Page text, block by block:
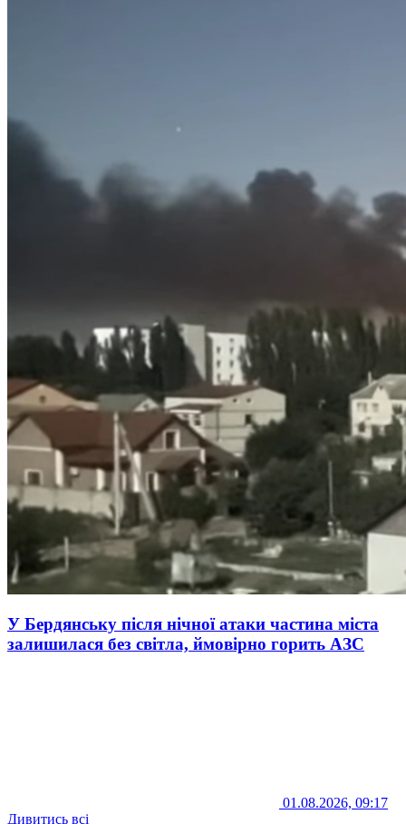
У Бердянську після нічної атаки частина міста
залишилася без світла, ймовірно горить АЗС
01.08.2026, 09:17
Дивитись всі